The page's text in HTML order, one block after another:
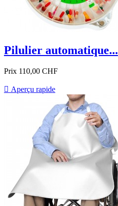
Pilulier automatique...
Prix 110,00 CHF
 Aperçu rapide